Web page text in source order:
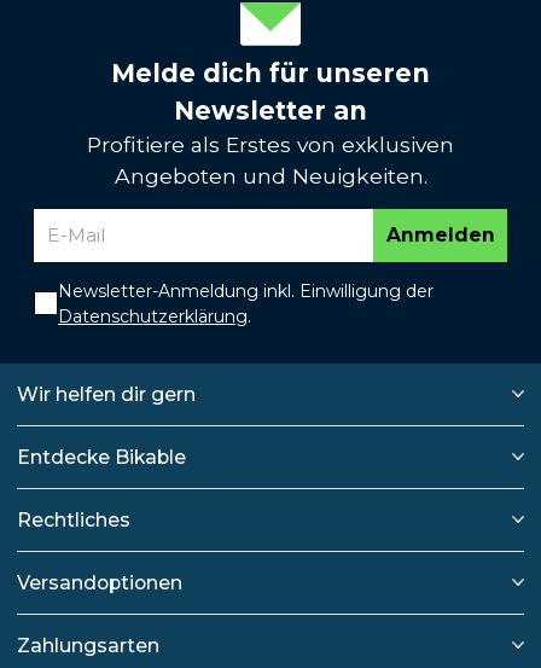
Melde dich für unseren
Newsletter an
Profitiere als Erstes von exklusiven
Angeboten und Neuigkeiten.
Anmelden
Newsletter-Anmeldung inkl. Einwilligung der
Datenschutzerklärung.
Wir helfen dir gern
Entdecke Bikable
Rechtliches
Versandoptionen
Zahlungsarten